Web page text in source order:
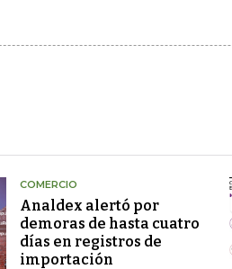
COMERCIO
Analdex alertó por
demoras de hasta cuatro
días en registros de
importación